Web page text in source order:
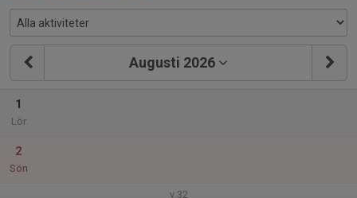
Augusti 2026
1
Lör
2
Sön
v.32